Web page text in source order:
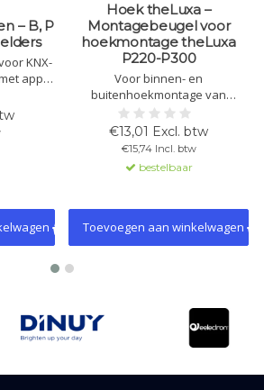
– B, P
KNX-
app-
voor
voor
en
Hoek theLuxa –
Montagebeugel voor
hoekmontage theLuxa
P220-P300
Voor binnen- en
buitenhoekmontage van
bewegingsmelders. Geschikt
voor zowel witte als zwarte
uitvoeringen. Inclusief
bevestigingsmateriaal. Voor
gebruik binnen en buiten.
€13,01 Excl. btw
€15,74 Incl. btw
bestelbaar
Toevoegen aan winkelwagen